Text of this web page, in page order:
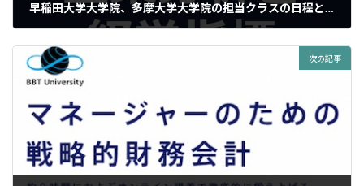
早稲田大学大学院、多摩大学大学院の担当クラスの日程とシラバスのご案内
次の記事